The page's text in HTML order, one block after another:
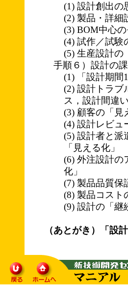
(1) 設計創出の
(2) 製品・詳細
(3) BOM中心
(4) 試作／試験
(5) 生産設計の
手順６）設計の課
(1) 「設計期間
(2) 設計トラブ
ス，設計間違
(3) 顧客の「見
(4) 設計レビュ
(5) 設計者と派
「見える化」
(6) 外注設計の
化」
(7) 製品品質保
(8) 製品コスト
(9) 設計の「継
（あとがき）「設